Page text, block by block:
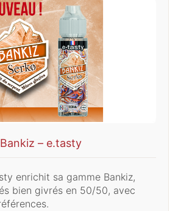
– e.tasty
enrichit sa gamme Bankiz,
bien givrés en 50/50, avec